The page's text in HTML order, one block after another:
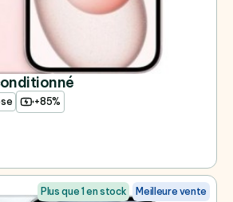
+85%
Plus que 1 en stock Meilleure vente